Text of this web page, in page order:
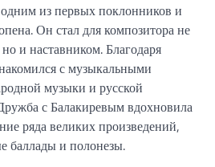
из первых поклонников и
Он стал для композитора не
и наставником. Благодаря
с музыкальными
музыки и русской
с Балакиревым вдохновила
ряда великих произведений,
баллады и полонезы.